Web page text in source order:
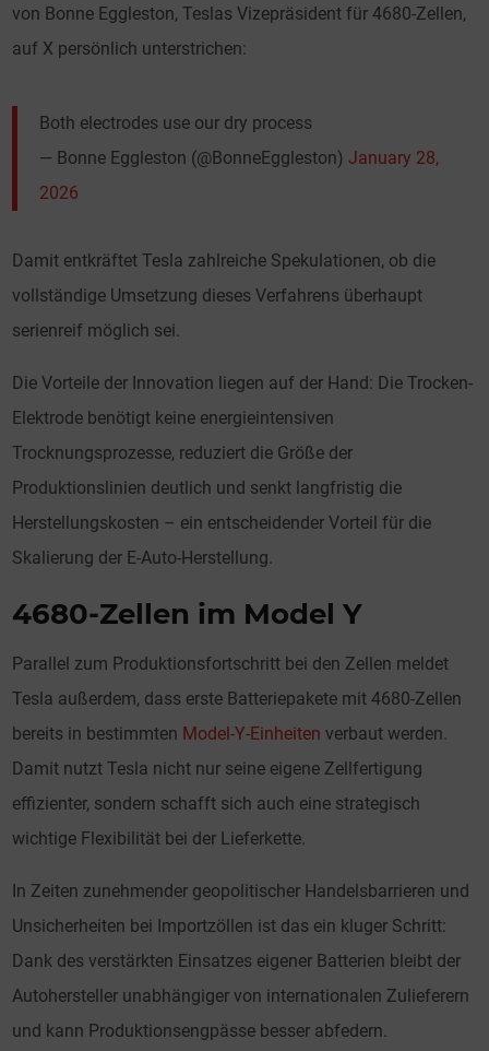
von Bonne Eggleston, Teslas Vizepräsident für 4680-Zellen,
auf X persönlich unterstrichen:
Both electrodes use our dry process
— Bonne Eggleston (@BonneEggleston)January 28,
2026
Damit entkräftet Tesla zahlreiche Spekulationen, ob die
vollständige Umsetzung dieses Verfahrens überhaupt
serienreif möglich sei.
Die Vorteile der Innovation liegen auf der Hand: Die Trocken-
Elektrode benötigt keine energieintensiven
Trocknungsprozesse, reduziert die Größe der
Produktionslinien deutlich und senkt langfristig die
Herstellungskosten – ein entscheidender Vorteil für die
Skalierung der E-Auto-Herstellung.
4680-Zellen im Model Y
Parallel zum Produktionsfortschritt bei den Zellen meldet
Tesla außerdem, dass erste Batteriepakete mit 4680-Zellen
bereits in bestimmten Model-Y-Einheiten verbaut werden.
Damit nutzt Tesla nicht nur seine eigene Zellfertigung
effizienter, sondern schafft sich auch eine strategisch
wichtige Flexibilität bei der Lieferkette.
In Zeiten zunehmender geopolitischer Handelsbarrieren und
Unsicherheiten bei Importzöllen ist das ein kluger Schritt:
Dank des verstärkten Einsatzes eigener Batterien bleibt der
Autohersteller unabhängiger von internationalen Zulieferern
und kann Produktionsengpässe besser abfedern.